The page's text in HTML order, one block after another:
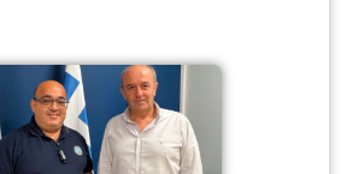
κας Μαριάννας Χαΐτα.